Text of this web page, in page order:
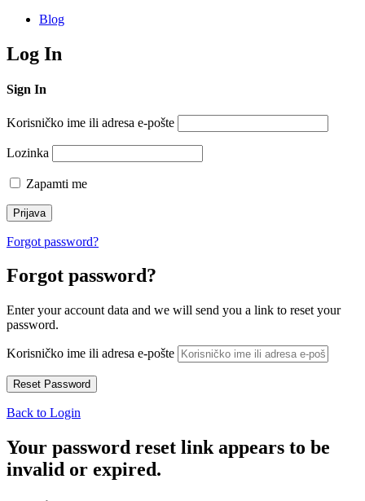
Blog
Log In
Sign In
Korisničko ime ili adresa e-pošte
Lozinka
Zapamti me
Forgot password?
Forgot password?
Enter your account data and we will send you a link to reset your
password.
Korisničko ime ili adresa e-pošte
Back to Login
Your password reset link appears to be
invalid or expired.